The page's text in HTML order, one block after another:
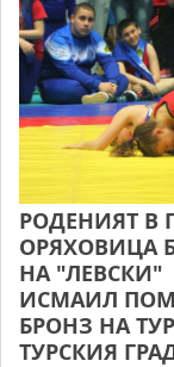
РОДЕНИЯТ В
ОРЯХОВИЦА
НА "ЛЕВСКИ"
ИСМАИЛ
БРОНЗ НА
ТУРСКИЯ